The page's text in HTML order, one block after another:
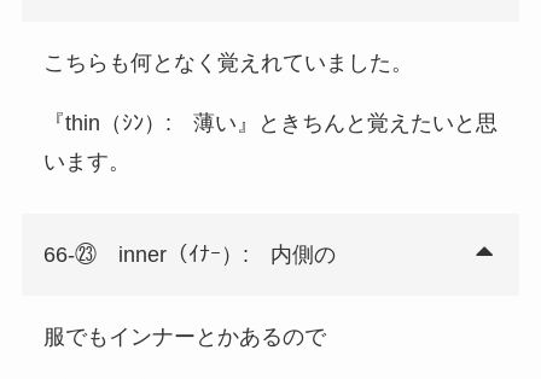
こちらも何となく覚えれていました。
『thin（ｼﾝ）: 薄い』ときちんと覚えたいと思
います。
66-㉓ inner（ｲﾅｰ）: 内側の
服でもインナーとかあるので